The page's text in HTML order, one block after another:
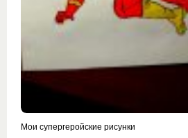
Мои супергеройские рисунки